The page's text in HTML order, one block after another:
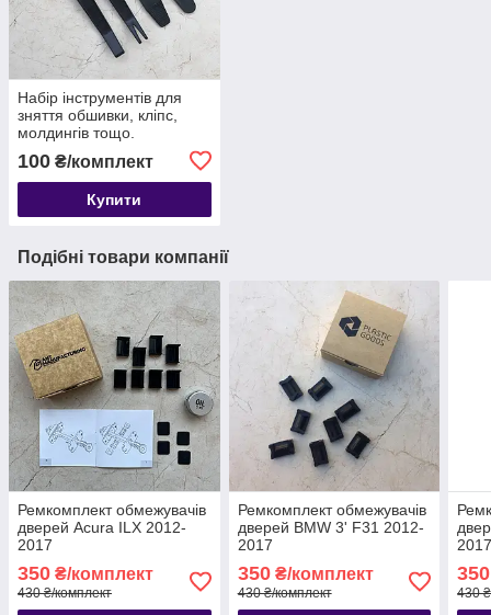
Набір інструментів для
зняття обшивки, кліпс,
молдингів тощо.
автомобіля з антиковзною
поверхнею, 4 шт
100 ₴/комплект
Купити
Подібні товари компанії
Ремкомплект обмежувачів
дверей Acura ILX 2012-
2017
350 ₴/комплект
430 ₴/комплект
Ремкомплект обмежувачів
дверей BMW 3' F31 2012-
2017
350₴/комплект
430 ₴/комплект
350
430